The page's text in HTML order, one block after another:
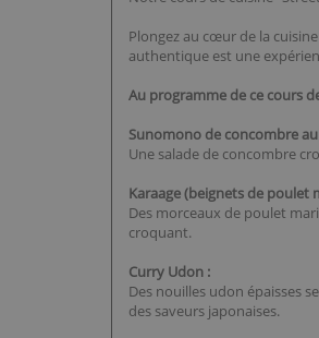
Plongez au cœur de la
authentique est une
Au programme de ce cours
Sunomono de concombre
Une salade de concombre
Karaage (beignets de poulet
Des morceaux de poulet
croquant.
Curry Udon :
Des nouilles udon épaisses
des saveurs japonaises.